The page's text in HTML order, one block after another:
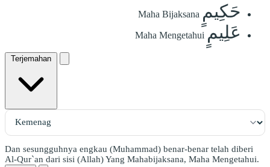
حَكِيمٍ Maha Bijaksana
عَلِيمٍ Maha Mengetahui
Terjemahan
Dan sesungguhnya engkau (Muhammad) benar-benar telah diberi
Al-Qur`an dari sisi (Allah) Yang Mahabijaksana, Maha Mengetahui.